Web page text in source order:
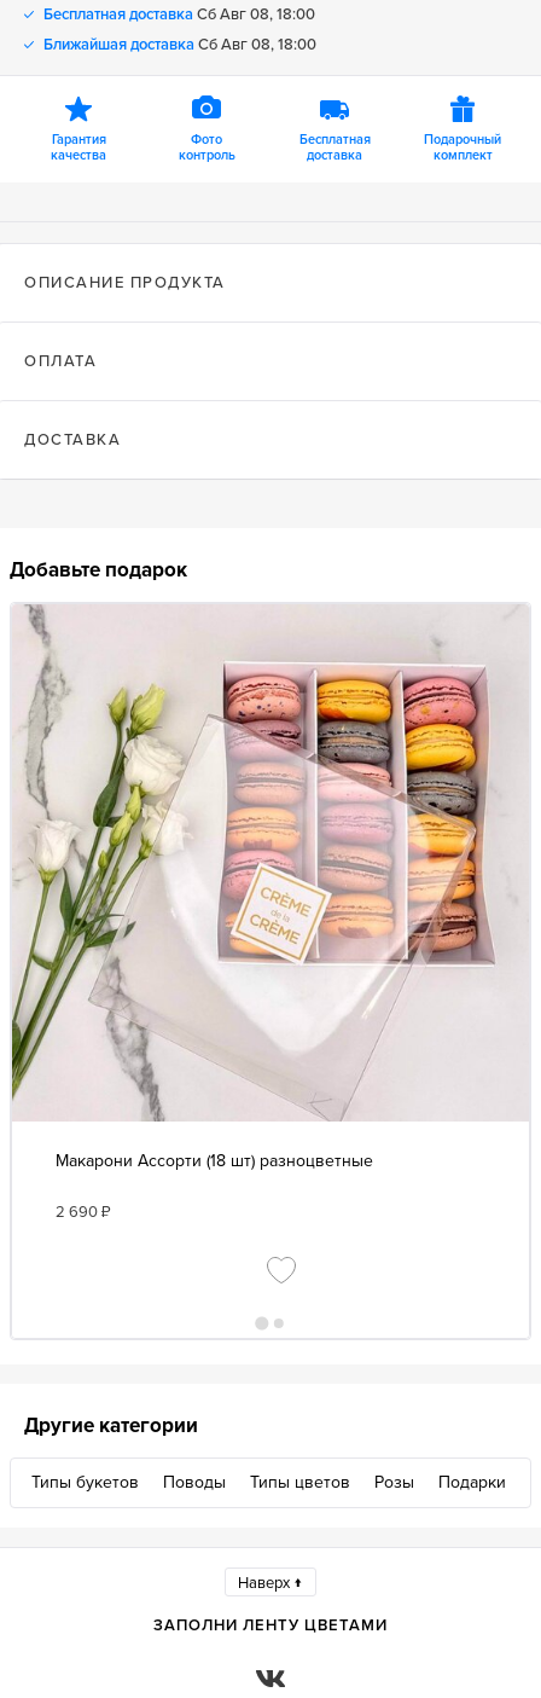
Бесплатная доставка Сб Авг 08, 18:00
Ближайшая доставка Сб Авг 08, 18:00
Гарантия
качества
Фото
контроль
Бесплатная
доставка
Подарочный
комплект
ОПИСАНИЕ ПРОДУКТА
ОПЛАТА
ДОСТАВКА
Добавьте подарок
Макарони Ассорти (18 шт) разноцветные
2 690₽
Другие категории
Типы букетов Поводы Типы цветов Розы Подарки
ЗАПОЛНИ ЛЕНТУ ЦВЕТАМИ
Наверх ↑